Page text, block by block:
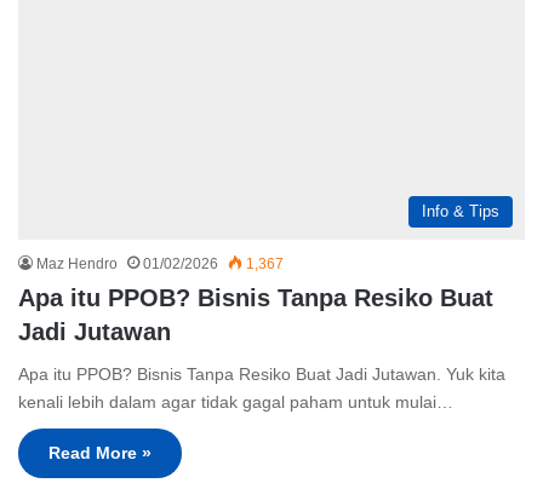
Info & Tips
Maz Hendro 01/02/2026 1,367
Apa itu PPOB? Bisnis Tanpa Resiko Buat
Jadi Jutawan
Apa itu PPOB? Bisnis Tanpa Resiko Buat Jadi Jutawan. Yuk kita
kenali lebih dalam agar tidak gagal paham untuk mulai…
Read More »